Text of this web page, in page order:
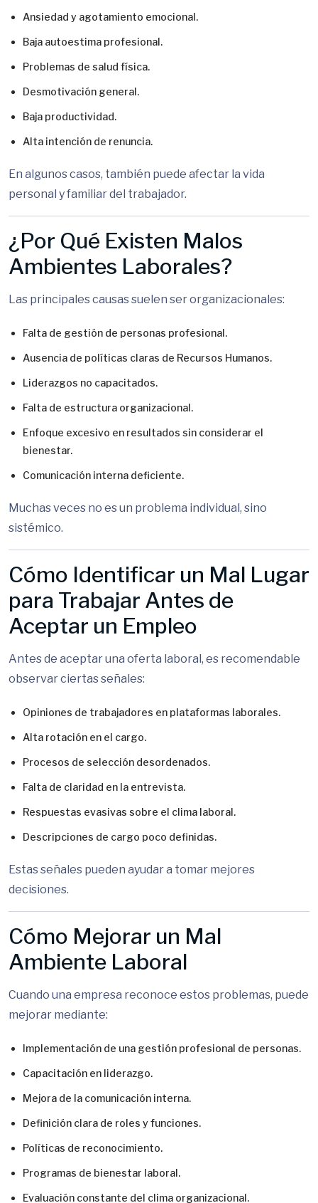
Ansiedad y agotamiento emocional.
Baja autoestima profesional.
Problemas de salud física.
Desmotivación general.
Baja productividad.
Alta intención de renuncia.
En algunos casos, también puede afectar la vida
personal y familiar del trabajador.
¿Por Qué Existen Malos
Ambientes Laborales?
Las principales causas suelen ser organizacionales:
Falta de gestión de personas profesional.
Ausencia de políticas claras de Recursos Humanos.
Liderazgos no capacitados.
Falta de estructura organizacional.
Enfoque excesivo en resultados sin considerar el
bienestar.
Comunicación interna deficiente.
Muchas veces no es un problema individual, sino
sistémico.
Cómo Identificar un Mal Lugar
para Trabajar Antes de
Aceptar un Empleo
Antes de aceptar una oferta laboral, es recomendable
observar ciertas señales:
Opiniones de trabajadores en plataformas laborales.
Alta rotación en el cargo.
Procesos de selección desordenados.
Falta de claridad en la entrevista.
Respuestas evasivas sobre el clima laboral.
Descripciones de cargo poco definidas.
Estas señales pueden ayudar a tomar mejores
decisiones.
Cómo Mejorar un Mal
Ambiente Laboral
Cuando una empresa reconoce estos problemas, puede
mejorar mediante:
Implementación de una gestión profesional de personas.
Capacitación en liderazgo.
Mejora de la comunicación interna.
Definición clara de roles y funciones.
Políticas de reconocimiento.
Programas de bienestar laboral.
Evaluación constante del clima organizacional.